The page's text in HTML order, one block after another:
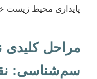
پایداری محیط زیست
مراحل کلیدی
سم‌شناسی: